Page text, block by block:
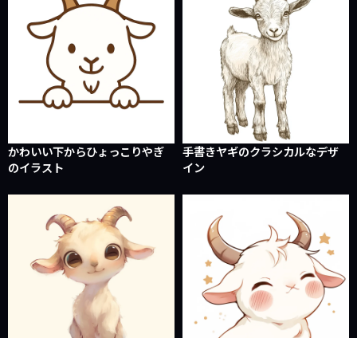
かわいい下からひょっこりやぎ
のイラスト
手書きヤギのクラシカルなデザ
イン